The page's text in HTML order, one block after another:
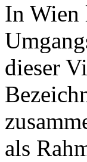
In Wien
dieser
als